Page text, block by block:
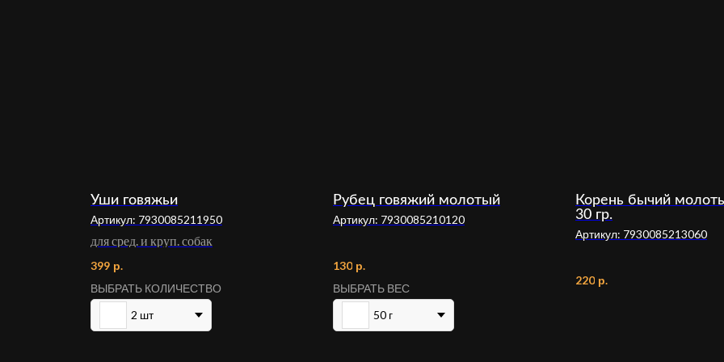
Уши говяжьи
Артикул: 7930085211950
для сред. и круп. собак
399 р.
ВЫБРАТЬ КОЛИЧЕСТВО
2 шт
Рубец говяжий молотый
Артикул: 7930085210120
130 р.
ВЫБРАТЬ ВЕС
50 г
Корень бычий
30 гр.
Артикул: 7930085213060
220 р.